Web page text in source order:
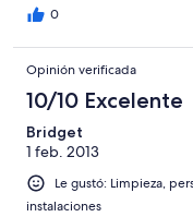
0
Opinión verificada
10/10 Excelente
Bridget
1 feb. 2013
Le gustó: Limpieza,
instalaciones